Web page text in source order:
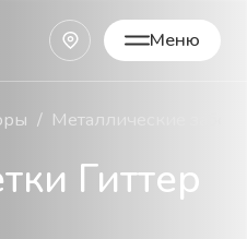
Меню
Закрыть
Металлические
Гиттер